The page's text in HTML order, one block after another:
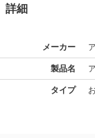
詳細
メーカー
製品名
タイプ